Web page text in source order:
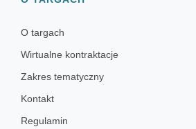
O targach
Wirtualne kontraktacje
Zakres tematyczny
Kontakt
Regulamin